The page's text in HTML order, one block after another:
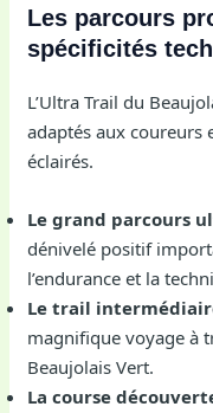
Les parcours
spécificités
L’Ultra Trail du
adaptés aux coureurs
éclairés.
Le grand parcours
dénivelé positif
l’endurance et la
Le trail
magnifique voyage à
Beaujolais Vert.
La course